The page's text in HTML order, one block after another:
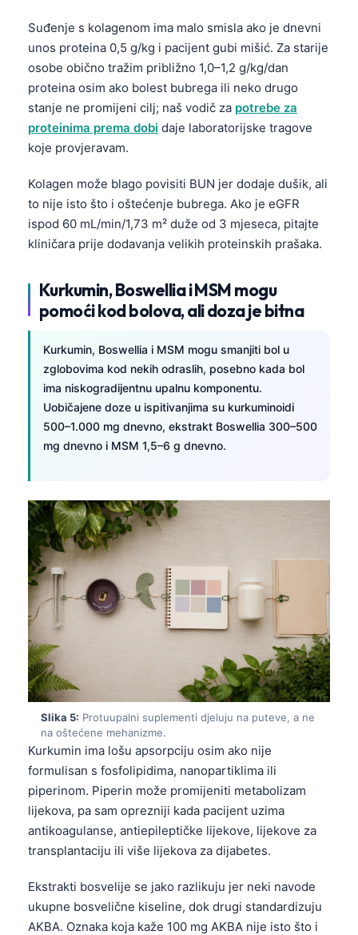
Suđenje s kolagenom ima malo smisla ako je dnevni
unos proteina 0,5 g/kg i pacijent gubi mišić. Za starije
osobe obično tražim približno 1,0–1,2 g/kg/dan
proteina osim ako bolest bubrega ili neko drugo
stanje ne promijeni cilj; naš vodič za potrebe za
proteinima prema dobi daje laboratorijske tragove
koje provjeravam.
Kolagen može blago povisiti BUN jer dodaje dušik, ali
to nije isto što i oštećenje bubrega. Ako je eGFR
ispod 60 mL/min/1,73 m² duže od 3 mjeseca, pitajte
kliničara prije dodavanja velikih proteinskih prašaka.
Kurkumin, Boswellia i MSM mogu
pomoći kod bolova, ali doza je bitna
Kurkumin, Boswellia i MSM mogu smanjiti bol u
zglobovima kod nekih odraslih, posebno kada bol
ima niskogradijentnu upalnu komponentu.
Uobičajene doze u ispitivanjima su kurkuminoidi
500–1.000 mg dnevno, ekstrakt Boswellia 300–500
mg dnevno i MSM 1,5–6 g dnevno.
Slika 5: Protuupalni suplementi djeluju na puteve, a ne
na oštećene mehanizme.
Kurkumin ima lošu apsorpciju osim ako nije
formulisan s fosfolipidima, nanopartiklima ili
piperinom. Piperin može promijeniti metabolizam
lijekova, pa sam oprezniji kada pacijent uzima
antikoagulanse, antiepileptičke lijekove, lijekove za
transplantaciju ili više lijekova za dijabetes.
Ekstrakti bosvelije se jako razlikuju jer neki navode
ukupne bosvelične kiseline, dok drugi standardizuju
AKBA. Oznaka koja kaže 100 mg AKBA nije isto što i